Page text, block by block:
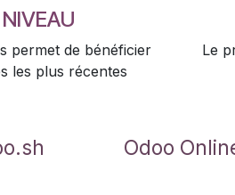
permet de bénéficier
les plus récentes
Le
Odoo